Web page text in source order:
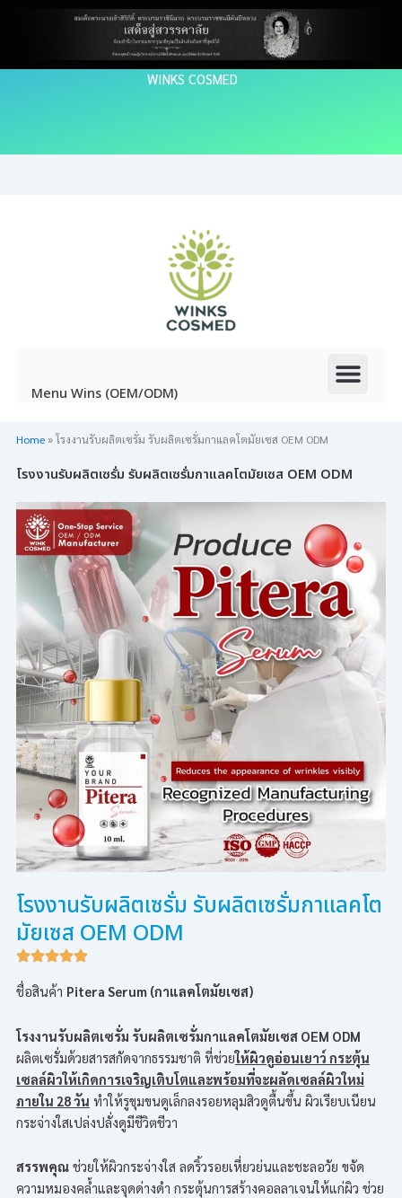
WINKS COSMED
Menu Wins (OEM/ODM)
Home»โรงงานรับผลิตเซรั่ม รับผลิตเซรั่มกาแลคโตมัยเซส OEM ODM
โรงงานรับผลิตเซรั่ม รับผลิตเซรั่มกาแลคโตมัยเซส OEM ODM
โรงงานรับผลิตเซรั่ม รับผลิตเซรั่มกาแลคโต
มัยเซส OEM ODM
ชื่อสินค้า Pitera Serum (กาแลคโตมัยเซส)
โรงงานรับผลิตเซรั่ม รับผลิตเซรั่มกาแลคโตมัยเซส OEM ODM
ผลิตเซรั่มด้วยสารสกัดจากธรรมชาติ ที่ช่วยให้ผิวดูอ่อนเยาว์ กระตุ้น
เซลล์ผิวให้เกิดการเจริญเติบโตและพร้อมที่จะผลัดเซลล์ผิวใหม่
ภายใน 28 วัน ทำให้รูขุมขนดูเล็กลงรอยหลุมสิวดูตื้นขึ้น ผิวเรียบเนียน
กระจ่างใสเปล่งปลั่งดูมีชีวิตชีวา
สรรพคุณช่วยให้ผิวกระจ่างใส ลดริ้วรอยเหี่ยวย่นและชะลอวัย ขจัด
ความหมองคล้ำและจุดด่างดำ กระตุ้นการสร้างคอลลาเจนให้แก่ผิว ช่วย